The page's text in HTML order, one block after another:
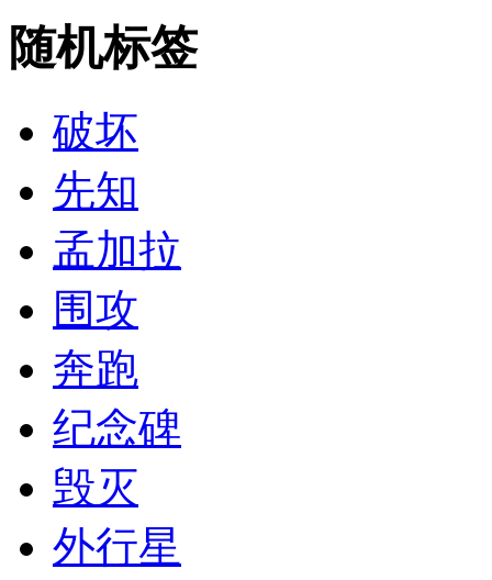
随机标签
破坏
先知
孟加拉
围攻
奔跑
纪念碑
毁灭
外行星